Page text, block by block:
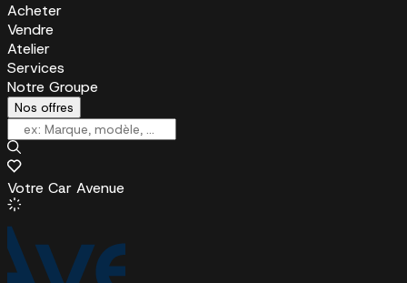
Acheter
Vendre
Atelier
Services
Notre Groupe
Nos offres
Votre Car Avenue